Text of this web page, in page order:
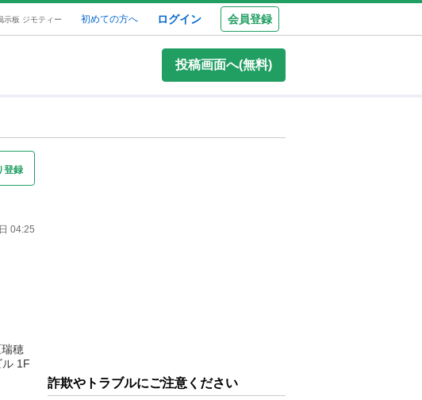
示板 ジモティー 初めての方へ ログイン 会員登録
投稿画面へ(無料)
登録
04:25
穂
1F
詐欺やトラブルにご注意ください